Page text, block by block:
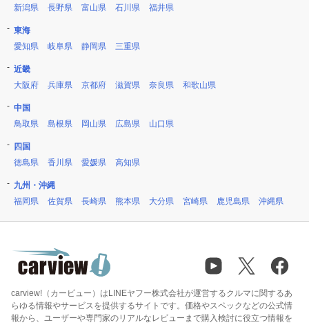
新潟県
長野県 富山県 石川県 福井県
東海
愛知県
岐阜県 静岡県 三重県
近畿
大阪府
兵庫県 京都府 滋賀県 奈良県 和歌山県
中国
鳥取県
島根県 岡山県 広島県 山口県
四国
徳島県
香川県 愛媛県 高知県
九州・沖縄
福岡県
佐賀県 長崎県 熊本県 大分県 宮崎県 鹿児島県 沖縄県
carview!（カービュー）はLINEヤフー株式会社が運営するクルマに関するあ
らゆる情報やサービスを提供するサイトです。価格やスペックなどの公式情
報から、ユーザーや専門家のリアルなレビューまで購入検討に役立つ情報を